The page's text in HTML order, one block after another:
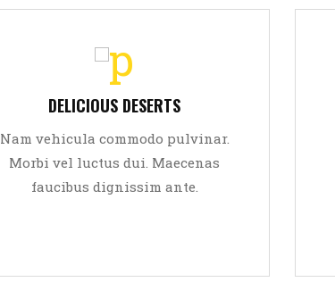
DELICIOUS DESERTS
Nam vehicula commodo pulvinar.
Morbi vel luctus dui. Maecenas
faucibus dignissim ante.
Sed viverra leo eget aliquam
ultricies. Lorem ipsum dolor sit
Aliquam tempor dolor